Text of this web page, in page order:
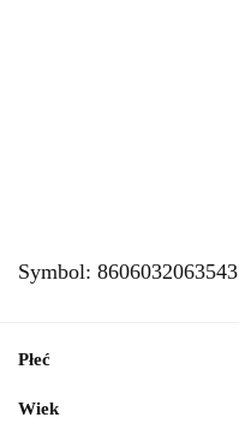
Symbol: 8606032063543
Płeć
Wiek